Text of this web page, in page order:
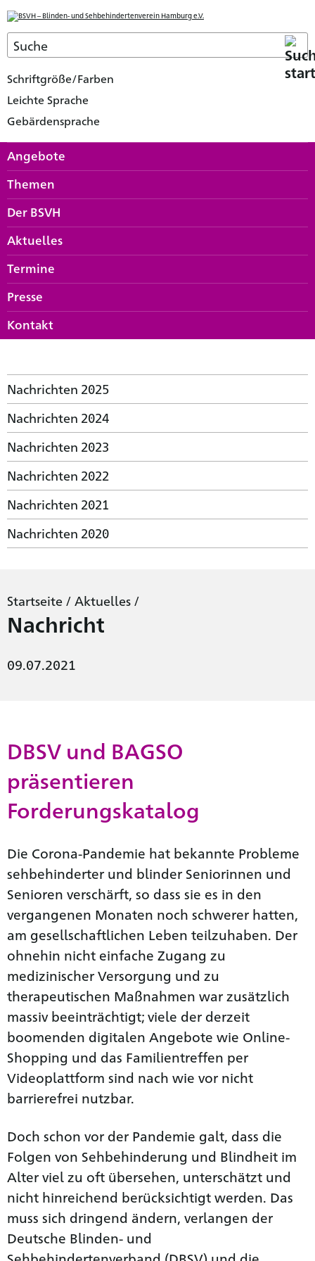
Schriftgröße/Farben
Leichte Sprache
Gebärdensprache
Angebote
Themen
Der BSVH
Aktuelles
Termine
Presse
Kontakt
Nachrichten 2025
Nachrichten 2024
Nachrichten 2023
Nachrichten 2022
Nachrichten 2021
Nachrichten 2020
Startseite / Aktuelles /
Nachricht
09.07.2021
DBSV und BAGSO
präsentieren
Forderungskatalog
Die Corona-Pandemie hat bekannte Probleme
sehbehinderter und blinder Seniorinnen und
Senioren verschärft, so dass sie es in den
vergangenen Monaten noch schwerer hatten,
am gesellschaftlichen Leben teilzuhaben. Der
ohnehin nicht einfache Zugang zu
medizinischer Versorgung und zu
therapeutischen Maßnahmen war zusätzlich
massiv beeinträchtigt; viele der derzeit
boomenden digitalen Angebote wie Online-
Shopping und das Familientreffen per
Videoplattform sind nach wie vor nicht
barrierefrei nutzbar.
Doch schon vor der Pandemie galt, dass die
Folgen von Sehbehinderung und Blindheit im
Alter viel zu oft übersehen, unterschätzt und
nicht hinreichend berücksichtigt werden. Das
muss sich dringend ändern, verlangen der
Deutsche Blinden- und